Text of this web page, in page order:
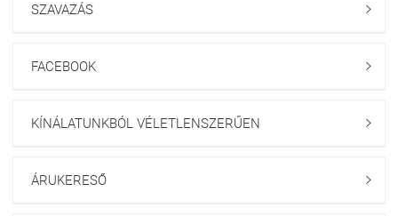
SZAVAZÁS 
FACEBOOK 
KÍNÁLATUNKBÓL VÉLETLENSZERŰEN 
ÁRUKERESŐ 